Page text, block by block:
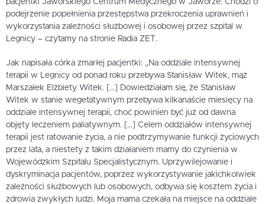
podejrzenie popełnienia przestępstwa przekroczenia uprawnień i
wykorzystania zależności służbowej i osobowej przez szpital w
Legnicy – czytamy na stronie Radia ZET.
Jak napisała córka zmarłej pacjentki: „Na oddziale intensywnej
terapii w Legnicy od ponad roku przebywa Stanisław Witek, mąż
Marszałek Elżbiety Witek. […] Dowiedziałam się, że Stanisław
Witek w stanie wegetatywnym przebywa kilkanaście miesięcy na
oddziale intensywnej terapii, choć powinien być już od dawna
objęty leczeniem paliatywnym. […] Celem oddziałów intensywnej
terapii jest ratowanie życia, a nie podtrzymywanie funkcji życiowych
przez lata, a niestety z takim działaniem mamy do czynienia w
Wojewódzkim Szpitalu Specjalistycznym. Uprzywilejowanie i
dyskryminacja pacjentów, poprzez wykorzystywanie jakichkolwiek
zależności służbowych lub osobowych, odbywa się kosztem życia i
zdrowia zwykłych ludzi. Moja mama czekała na miejsce na oddziale